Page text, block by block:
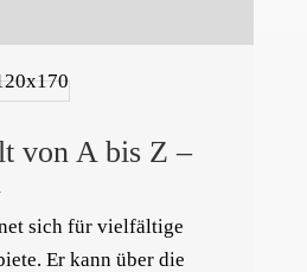
von A bis Z –
sich für vielfältige
Er kann über die